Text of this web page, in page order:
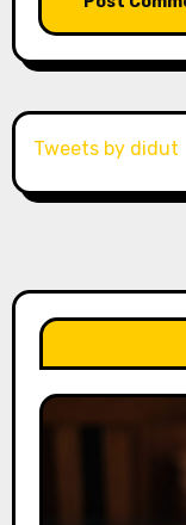
Tweets by didut